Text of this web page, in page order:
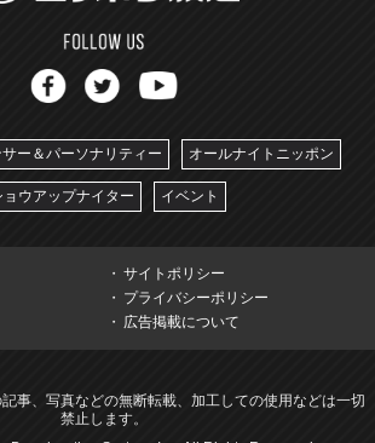
ー＆パーソナリティー オールナイトニッポン
ョウアップナイター イベント
サイトポリシー
プライバシーポリシー
広告掲載について
事、写真などの無断転載、加工しての使用などは一切
禁止します。